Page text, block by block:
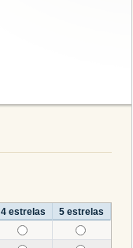
4 estrelas
5 estrelas